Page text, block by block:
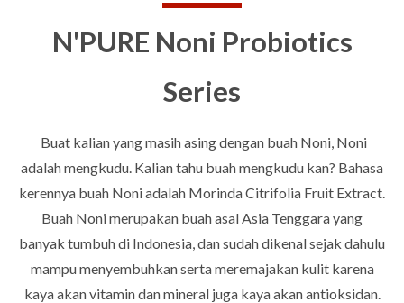
N'PURE Noni Probiotics
Series
Buat kalian yang masih asing dengan buah Noni, Noni
adalah mengkudu. Kalian tahu buah mengkudu kan? Bahasa
kerennya buah Noni adalah Morinda Citrifolia Fruit Extract.
Buah Noni merupakan buah asal Asia Tenggara yang
banyak tumbuh di Indonesia, dan sudah dikenal sejak dahulu
mampu menyembuhkan serta meremajakan kulit karena
kaya akan vitamin dan mineral juga kaya akan antioksidan.